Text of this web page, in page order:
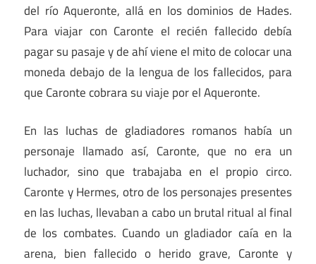
del río Aqueronte, allá en los dominios de Hades.
Para viajar con Caronte el recién fallecido debía
pagar su pasaje y de ahí viene el mito de colocar una
moneda debajo de la lengua de los fallecidos, para
que Caronte cobrara su viaje por el Aqueronte.
En las luchas de gladiadores romanos había un
personaje llamado así, Caronte, que no era un
luchador, sino que trabajaba en el propio circo.
Caronte y Hermes, otro de los personajes presentes
en las luchas, llevaban a cabo un brutal ritual al final
de los combates. Cuando un gladiador caía en la
arena, bien fallecido o herido grave, Caronte y